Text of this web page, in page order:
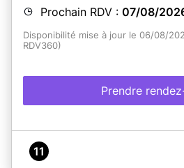
Prochain RDV : 07/08/
Disponibilité mise à jour le 06/08/
RDV360)
Prendre
11